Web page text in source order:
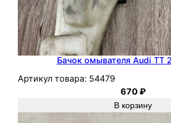
Бачок омывателя Audi TT
Артикул товара: 54479
670₽
В корзину